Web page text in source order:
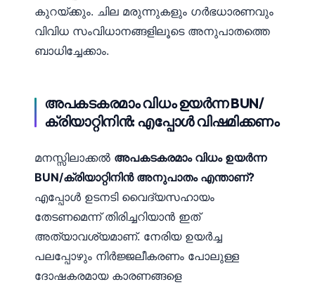
കുറയ്ക്കും. ചില മരുന്നുകളും ഗർഭധാരണവും
വിവിധ സംവിധാനങ്ങളിലൂടെ അനുപാതത്തെ
ബാധിച്ചേക്കാം.
അപകടകരമാം വിധം ഉയർന്ന BUN/
ക്രിയാറ്റിനിൻ: എപ്പോൾ വിഷമിക്കണം
മനസ്സിലാക്കൽ അപകടകരമാം വിധം ഉയർന്ന
BUN/ക്രിയാറ്റിനിൻ അനുപാതം എന്താണ്?
എപ്പോൾ ഉടനടി വൈദ്യസഹായം
തേടണമെന്ന് തിരിച്ചറിയാൻ ഇത്
അത്യാവശ്യമാണ്. നേരിയ ഉയർച്ച
പലപ്പോഴും നിർജ്ജലീകരണം പോലുള്ള
ദോഷകരമായ കാരണങ്ങളെ